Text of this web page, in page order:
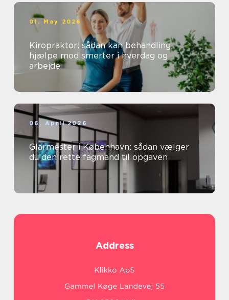
01. May 2026
Kiropraktor: sådan kan behandling
hjælpe mod smerter i hverdag og
arbejde
06. April 2026
Glarmester i København: sådan vælger
du den rette fagmand til opgaven
Address